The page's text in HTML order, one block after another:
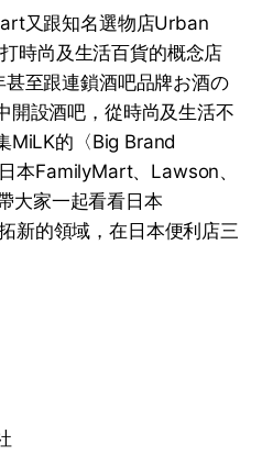
又跟知名選物店Urban
時尚及生活百貨的概念店
至跟連鎖酒吧品牌お酒の
開設酒吧，從時尚及生活不
MiLK的〈Big Brand
本FamilyMart、Lawson、
大家一起看看日本
新的領域，在日本便利店三